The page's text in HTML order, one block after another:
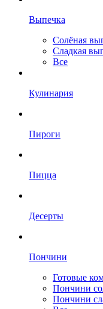
Выпечка
Солёная
Сладкая
Все
Кулинария
Пироги
Пицца
Десерты
Пончини
Готовые
Пончини
Пончини